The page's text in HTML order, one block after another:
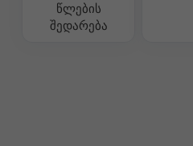
წლების
შედარება